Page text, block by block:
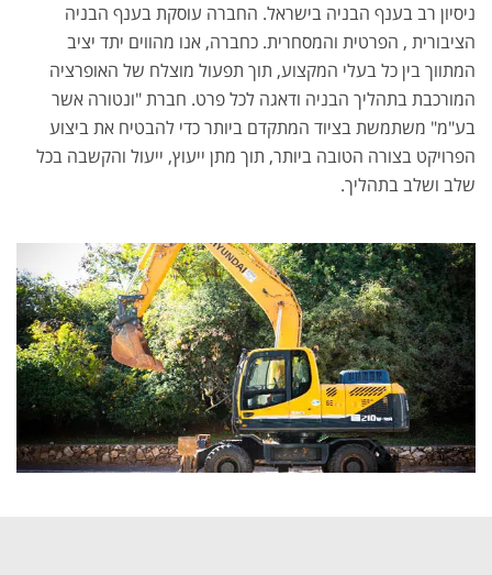
ניסיון רב בענף הבניה בישראל. החברה עוסקת בענף הבניה
הציבורית , הפרטית והמסחרית. כחברה, אנו מהווים יתד יציב
המתווך בין כל בעלי המקצוע, תוך תפעול מוצלח של האופרציה
המורכבת בתהליך הבניה ודאגה לכל פרט. חברת "ונטורה אשר
בע"מ" משתמשת בציוד המתקדם ביותר כדי להבטיח את ביצוע
הפרויקט בצורה הטובה ביותר, תוך מתן ייעוץ, ייעול והקשבה בכל
שלב ושלב בתהליך.